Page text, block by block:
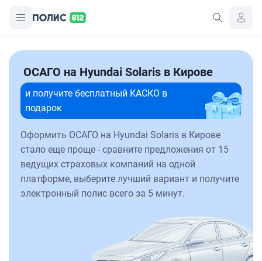
ОСАГО на Hyundai Solaris в Кирове
и получите бесплатный КАСКО в
подарок
Оформить ОСАГО на Hyundai Solaris в Кирове
стало еще проще - сравните предложения от 15
ведущих страховых компаний на одной
платформе, выберите лучший вариант и получите
электронный полис всего за 5 минут.